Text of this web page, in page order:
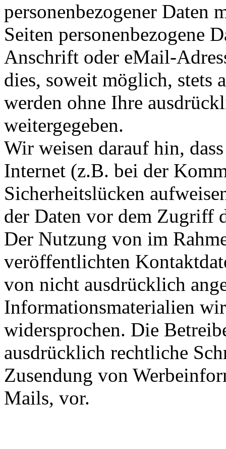
personenbezogener Daten
Seiten personenbezogene
Anschrift oder eMail-
dies, soweit möglich, stets
werden ohne Ihre
weitergegeben.
Wir weisen darauf hin,
Internet (z.B. bei der
Sicherheitslücken
der Daten vor dem
Der Nutzung von im
veröffentlichten
von nicht ausdrücklich
Informationsmaterialien
widersprochen. Die
ausdrücklich rechtliche
Zusendung von
Mails, vor.